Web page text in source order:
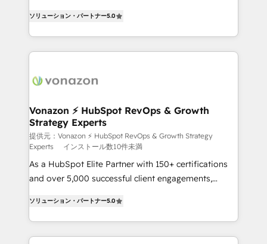
international offices and 175+ employees.
creating tailored, end-to-end CRM solutions that
accelerate growth, improve operational efficiency,
and ensure faster time to value on HubSpot. What
day one, our team takes the time to deeply
strategies that deliver impactful results. Our mission
is to empower you to unlock HubSpot’s full potential
—faster. Through expert training, unmatched
responsiveness, and ongoing support, we equip
your team to adopt new systems with confidence
and achieve a unified, data-driven approach to
ソリューション・パートナー5.0
Vonazon ⚡ HubSpot RevOps & Growth
Strategy Experts
提供元：Vonazon ⚡ HubSpot RevOps & Growth Strategy
Experts
インストール数10件未満
As a HubSpot Elite Partner with 150+ certifications
and over 5,000 successful client engagements,
measurable, scalable growth. From onboarding to
enterprise-grade campaigns, our in-house team
builds scalable strategies that drive long-term
ソリューション・パートナー5.0